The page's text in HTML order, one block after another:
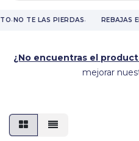
·NO TE LAS PIERDAS· REBAJAS
¿No encuentras el
mejorar